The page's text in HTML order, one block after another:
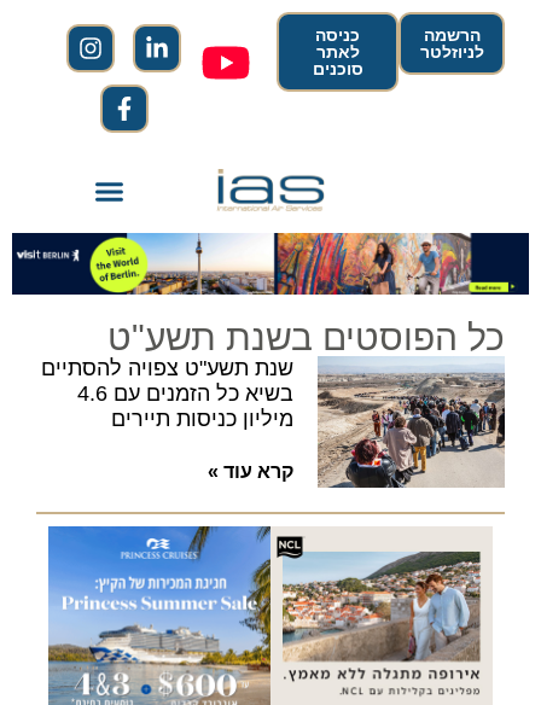
הרשמה
לניוזלטר
כניסה
לאתר
סוכנים
כל הפוסטים בשנת תשע"ט
שנת תשע"ט צפויה להסתיים
בשיא כל הזמנים עם 4.6
מיליון כניסות תיירים
קרא עוד »